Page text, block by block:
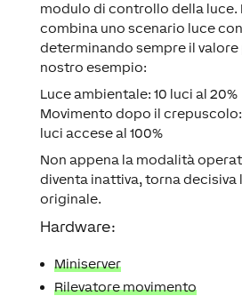
modulo di controllo della luce.
combina uno scenario luce
determinando sempre il valore
nostro esempio:
Luce ambientale: 10 luci al 20%
Movimento dopo il
luci accese al 100%
Non appena la modalità
diventa inattiva, torna decisiva
originale.
Hardware:
Miniserver
Rilevatore movimento